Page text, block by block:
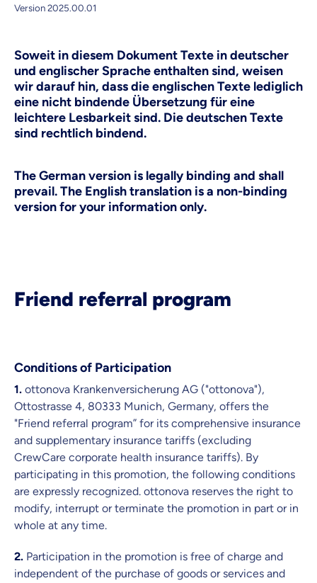
Version 2025.00.01
Soweit in diesem Dokument Texte in deutscher
und englischer Sprache enthalten sind, weisen
wir darauf hin, dass die englischen Texte lediglich
eine nicht bindende Übersetzung für eine
leichtere Lesbarkeit sind. Die deutschen Texte
sind rechtlich bindend.
The German version is legally binding and shall
prevail.The English translation is a non-binding
version for your information only.
Friend referral program
Conditions of Participation
1. ottonova Krankenversicherung AG ("ottonova"),
Ottostrasse 4, 80333 Munich, Germany, offers the
"Friend referral program” for its comprehensive insurance
and supplementary insurance tariffs (excluding
CrewCare corporate health insurance tariffs). By
participating in this promotion, the following conditions
are expressly recognized. ottonova reserves the right to
modify, interrupt or terminate the promotion in part or in
whole at any time.
2. Participation in the promotion is free of charge and
independent of the purchase of goods or services and